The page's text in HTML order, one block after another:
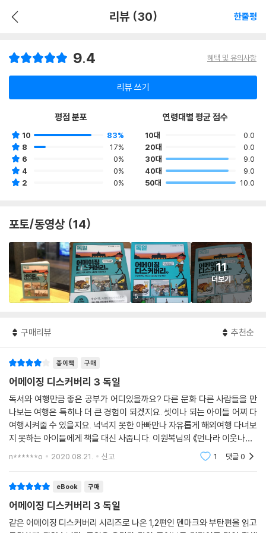
리뷰 (30) 한줄평
9.4 혜택 및 유의사항
리뷰 쓰기
평점 분포
10
83%
8
17%
6
0%
4
0%
2
0%
연령대별 평균 점수
10대
0.0
20대
0.0
30대
9.0
40대
9.0
50대
10.0
포토/동영상 (14)
5
11
더보기
구매리뷰 추천순
종이책 구매
어메이징 디스커버리 3 독일
독서와 여행만큼 좋은 공부가 어디있을까요? 다른 문화 다른 사람들을 만
나보는 여행은 특히나 더 큰 경험이 되겠지요. 셋이나 되는 아이들 어찌 다
여행시켜줄 수 있을지요. 넉넉지 못한 아빠만나 자유롭게 해외여행 다녀보
지 못하는 아이들에게 책을 대신 사줍니다. 이원복님의 《먼나라 이웃나라》
를 사줬는데, 최근 몇 편 더 나오고 있어 반가웠고, 《어메이징 디스커버리》
n******o 2020.08.21. 신고 1 댓글0
eBook 구매
어메이징 디스커버리 3 독일
같은 어메이징 디스커버리 시리즈로 나온 1,2편인 덴마크와 부탄편을 읽고